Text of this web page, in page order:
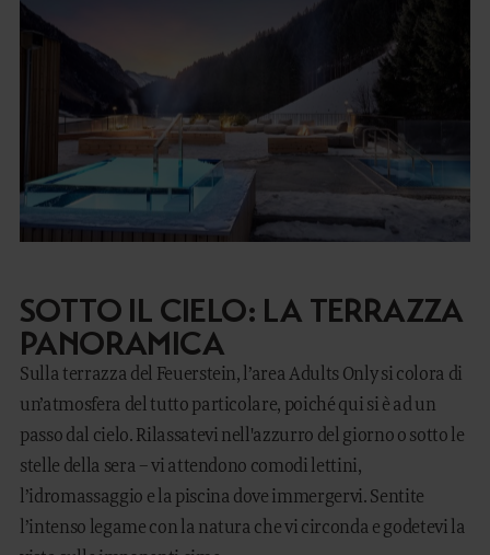
Preferenze
Marketing
Accetta selezionati
Rifiuta
SOTTO IL CIELO: LA TERRAZZA
PANORAMICA
Sulla terrazza del Feuerstein, l’area Adults Only si colora di
un’atmosfera del tutto particolare, poiché qui si è ad un
passo dal cielo. Rilassatevi nell'azzurro del giorno o sotto le
stelle della sera – vi attendono comodi lettini,
l’idromassaggio e la piscina dove immergervi. Sentite
l’intenso legame con la natura che vi circonda e godetevi la